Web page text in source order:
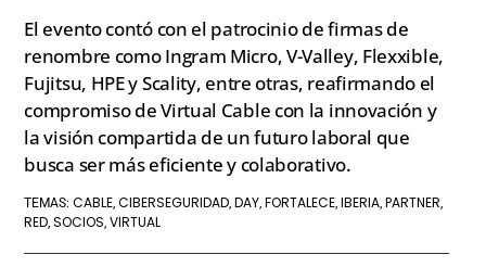
El evento contó con el patrocinio de firmas de
renombre como Ingram Micro, V-Valley, Flexxible,
Fujitsu, HPE y Scality, entre otras, reafirmando el
compromiso de Virtual Cable con la innovación y
la visión compartida de un futuro laboral que
busca ser más eficiente y colaborativo.
TEMAS:CABLE,CIBERSEGURIDAD, DAY, FORTALECE, IBERIA, PARTNER,
RED,SOCIOS,VIRTUAL